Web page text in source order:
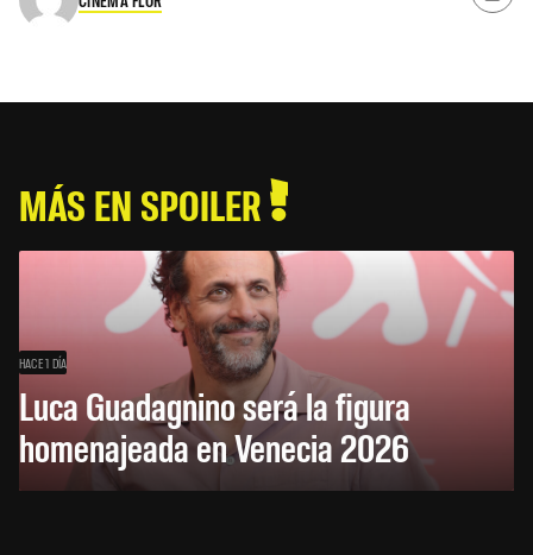
MÁS EN SPOILER
HACE 1 DÍA
Luca Guadagnino será la figura
homenajeada en Venecia 2026